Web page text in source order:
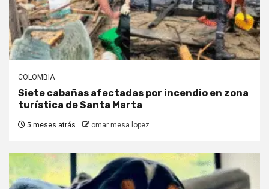
COLOMBIA
Siete cabañas afectadas por incendio en zona
turística de Santa Marta
5 meses atrás omar mesa lopez